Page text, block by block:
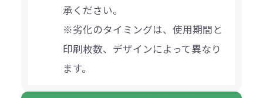
承ください。
※劣化のタイミングは、使用期間と
印刷枚数、デザインによって異なり
ます。